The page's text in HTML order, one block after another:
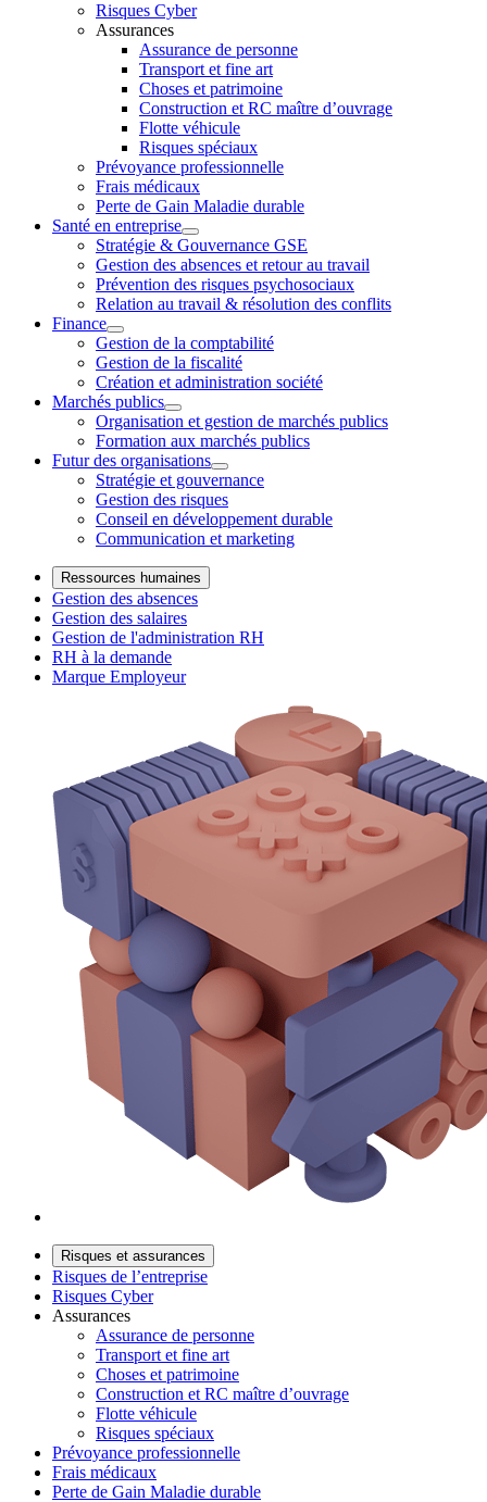
Risques Cyber
Assurances
Assurance de personne
Transport et fine art
Choses et patrimoine
Construction et RC maître d’ouvrage
Flotte véhicule
Risques spéciaux
Prévoyance professionnelle
Frais médicaux
Perte de Gain Maladie durable
Santé en entreprise
Stratégie & Gouvernance GSE
Gestion des absences et retour au travail
Prévention des risques psychosociaux
Relation au travail & résolution des conflits
Finance
Gestion de la comptabilité
Gestion de la fiscalité
Création et administration société
Marchés publics
Organisation et gestion de marchés publics
Formation aux marchés publics
Futur des organisations
Stratégie et gouvernance
Gestion des risques
Conseil en développement durable
Communication et marketing
Ressources humaines
Gestion des absences
Gestion des salaires
Gestion de l'administration RH
RH à la demande
Marque Employeur
Risques et assurances
Risques de l’entreprise
Risques Cyber
Assurances
Assurance de personne
Transport et fine art
Choses et patrimoine
Construction et RC maître d’ouvrage
Flotte véhicule
Risques spéciaux
Prévoyance professionnelle
Frais médicaux
Perte de Gain Maladie durable